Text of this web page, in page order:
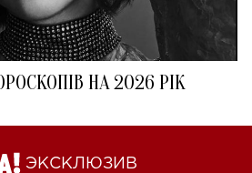
НА 2026 РІК
ЭКСКЛЮЗИВ